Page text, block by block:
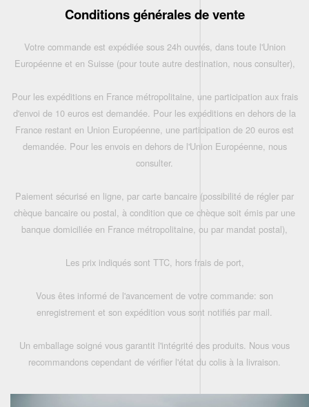
Conditions générales de vente
Votre commande est expédiée sous 24h ouvrés, dans toute l'Union
Européenne et en Suisse (pour toute autre destination, nous consulter),
Pour les expéditions en France métropolitaine, une participation aux frais
d'envoi de 10 euros est demandée. Pour les expéditions en dehors de la
France restant en Union Européenne, une participation de 20 euros est
demandée. Pour les envois en dehors de l'Union Européenne, nous
consulter.
Paiement sécurisé en ligne, par carte bancaire (possibilité de régler par
chèque bancaire ou postal, à condition que ce chèque soit émis par une
banque domiciliée en France métropolitaine, ou par mandat postal),
Les prix indiqués sont TTC, hors frais de port,
Vous êtes informé de l'avancement de votre commande: son
enregistrement et son expédition vous sont notifiés par mail.
Un emballage soigné vous garantit l'intégrité des produits. Nous vous
recommandons cependant de vérifier l'état du colis à la livraison.